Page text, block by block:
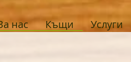
нас Къщи Услуги